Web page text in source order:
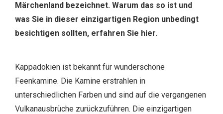
Märchenland bezeichnet. Warum das so ist und
was Sie in dieser einzigartigen Region unbedingt
besichtigen sollten, erfahren Sie hier.
Kappadokien ist bekannt für wunderschöne
Feenkamine. Die Kamine erstrahlen in
unterschiedlichen Farben und sind auf die vergangenen
Vulkanausbrüche zurückzuführen. Die einzigartigen